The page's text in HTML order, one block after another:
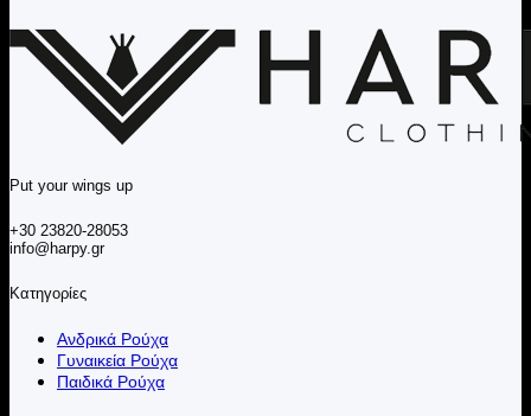
Put your wings up
+30 23820-28053
info@harpy.gr
Κατηγορίες
Ανδρικά Ρούχα
Γυναικεία Ρούχα
Παιδικά Ρούχα